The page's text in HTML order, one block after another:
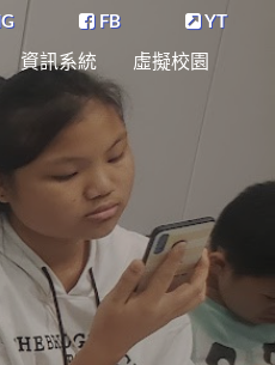
資訊系統 虛擬校園
FB YT